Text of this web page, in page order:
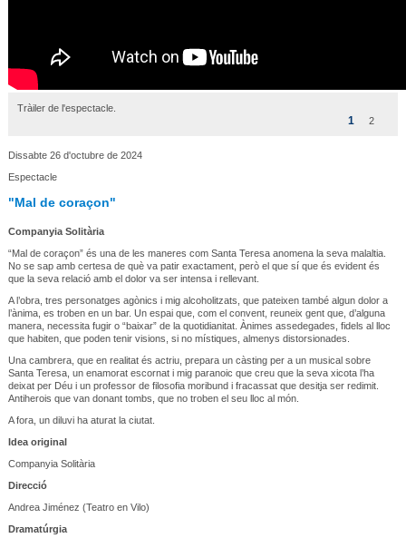
Tràiler de l'espectacle.
1 2
Dissabte 26 d'octubre de 2024
Espectacle
"Mal de coraçon"
Companyia Solitària
“Mal de coraçon” és una de les maneres com Santa Teresa anomena la seva malaltia.
No se sap amb certesa de què va patir exactament, però el que sí que és evident és
que la seva relació amb el dolor va ser intensa i rellevant.
A l’obra, tres personatges agònics i mig alcoholitzats, que pateixen també algun dolor a
l’ànima, es troben en un bar. Un espai que, com el convent, reuneix gent que, d’alguna
manera, necessita fugir o “baixar” de la quotidianitat. Ànimes assedegades, fidels al lloc
que habiten, que poden tenir visions, si no místiques, almenys distorsionades.
Una cambrera, que en realitat és actriu, prepara un càsting per a un musical sobre
Santa Teresa, un enamorat escornat i mig paranoic que creu que la seva xicota l’ha
deixat per Déu i un professor de filosofia moribund i fracassat que desitja ser redimit.
Antiherois que van donant tombs, que no troben el seu lloc al món.
A fora, un diluvi ha aturat la ciutat.
Idea original
Companyia Solitària
Direcció
Andrea Jiménez (Teatro en Vilo)
Dramatúrgia